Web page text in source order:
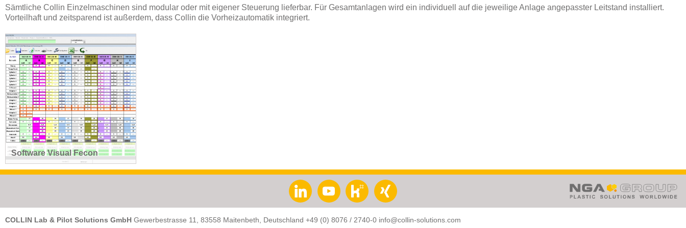
Sämtliche Collin Einzelmaschinen sind modular oder mit eigener Steuerung lieferbar. Für Gesamtanlagen wird ein individuell auf die jeweilige Anlage angepasster Leitstand installiert.
Vorteilhaft und zeitsparend ist außerdem, dass Collin die Vorheizautomatik integriert.
Software Visual Fecon
COLLIN Lab & Pilot Solutions GmbH Gewerbestrasse 11, 83558 Maitenbeth, Deutschland +49 (0) 8076 / 2740-0 info@collin-solutions.com